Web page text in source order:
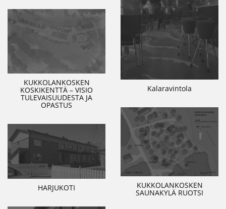
Kalaravintola
KUKKOLANKOSKEN
KOSKIKENTTÄ – VISIO
TULEVAISUUDESTA JA
OPASTUS
KUKKOLANKOSKEN
SAUNAKYLÄ RUOTSI
HARJUKOTI